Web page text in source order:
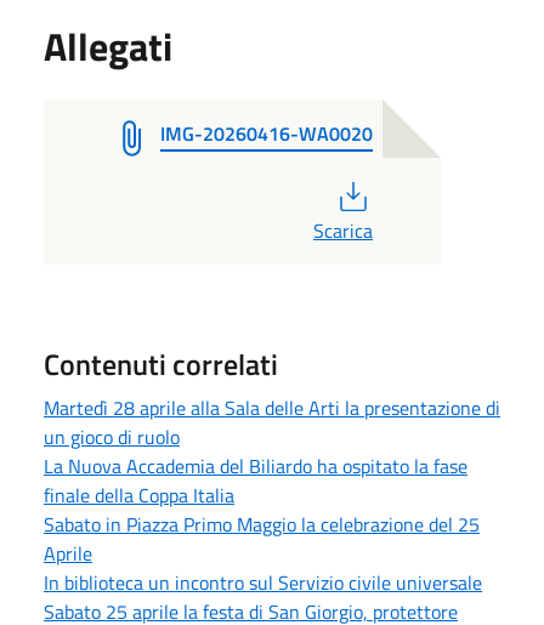
Allegati
IMG-20260416-WA0020
Scarica
Contenuti correlati
Martedì 28 aprile alla Sala delle Arti la presentazione di
un gioco di ruolo
La Nuova Accademia del Biliardo ha ospitato la fase
finale della Coppa Italia
Sabato in Piazza Primo Maggio la celebrazione del 25
Aprile
In biblioteca un incontro sul Servizio civile universale
Sabato 25 aprile la festa di San Giorgio, protettore